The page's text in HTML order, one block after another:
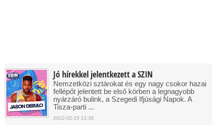
Jó hírekkel jelentkezett a SZIN
Nemzetközi sztárokat és egy nagy csokor hazai
fellépőt jelentett be első körben a legnagyobb
nyárzáró bulink, a Szegedi Ifjúsági Napok. A
Tisza-parti ...
2022-02-15 12:30